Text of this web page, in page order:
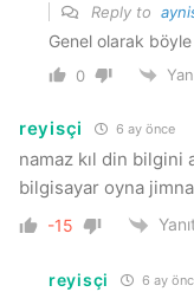
Reply to
Genel olarak
0
reyisçi 6 ay önce
namaz kıl din bilgini
bilgisayar oyna
-15
reyisçi 6 ay